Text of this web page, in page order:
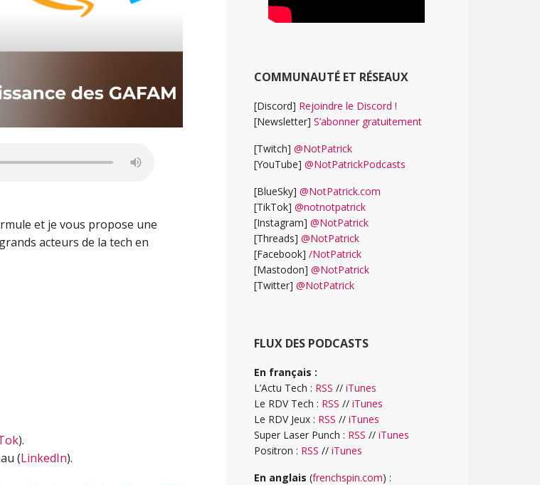
et je vous propose une
acteurs de la tech en
).
(LinkedIn).
COMMUNAUTÉ ET RÉSEAUX
[Discord] Rejoindre le Discord !
[Newsletter] S’abonner gratuitement
[Twitch] @NotPatrick
[YouTube] @NotPatrickPodcasts
[BlueSky] @NotPatrick.com
[TikTok] @notnotpatrick
[Instagram] @NotPatrick
[Threads] @NotPatrick
[Facebook] /NotPatrick
[Mastodon] @NotPatrick
[Twitter] @NotPatrick
FLUX DES PODCASTS
En français :
L’Actu Tech : RSS // iTunes
Le RDV Tech : RSS // iTunes
Le RDV Jeux : RSS // iTunes
Super Laser Punch : RSS // iTunes
Positron : RSS // iTunes
En anglais (frenchspin.com) :